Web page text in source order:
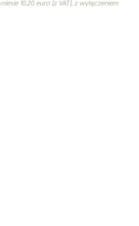
10,20 euro (z VAT), z wyłączeniem